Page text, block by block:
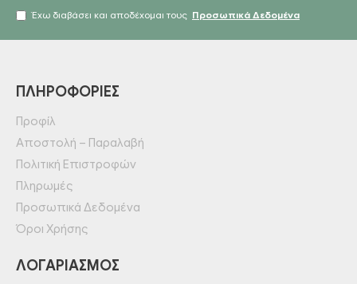
Έχω διαβάσει και αποδέχομαι τους Προσωπικά Δεδομένα
ΠΛΗΡΟΦΟΡΊΕΣ
Προφίλ
Αποστολή – Παραλαβή
Πολιτική Επιστροφών
Πληρωμές
Προσωπικά Δεδομένα
Όροι Χρήσης
ΛΟΓΑΡΙΑΣΜΌΣ